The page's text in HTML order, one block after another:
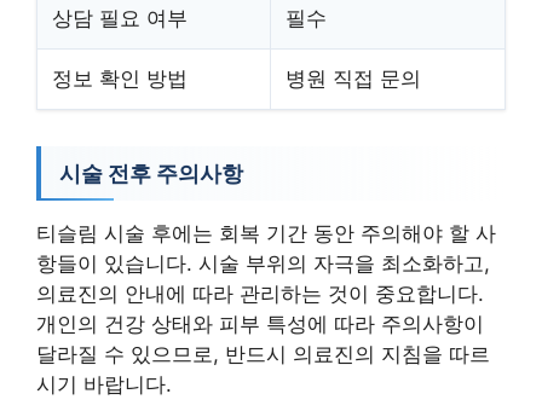
상담 필요 여부 필수
정보 확인 방법 병원 직접 문의
시술 전후 주의사항
티슬림 시술 후에는 회복 기간 동안 주의해야 할 사
항들이 있습니다. 시술 부위의 자극을 최소화하고,
의료진의 안내에 따라 관리하는 것이 중요합니다.
개인의 건강 상태와 피부 특성에 따라 주의사항이
달라질 수 있으므로, 반드시 의료진의 지침을 따르
시기 바랍니다.